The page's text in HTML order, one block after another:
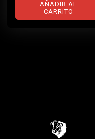
AÑADIR AL
CARRITO